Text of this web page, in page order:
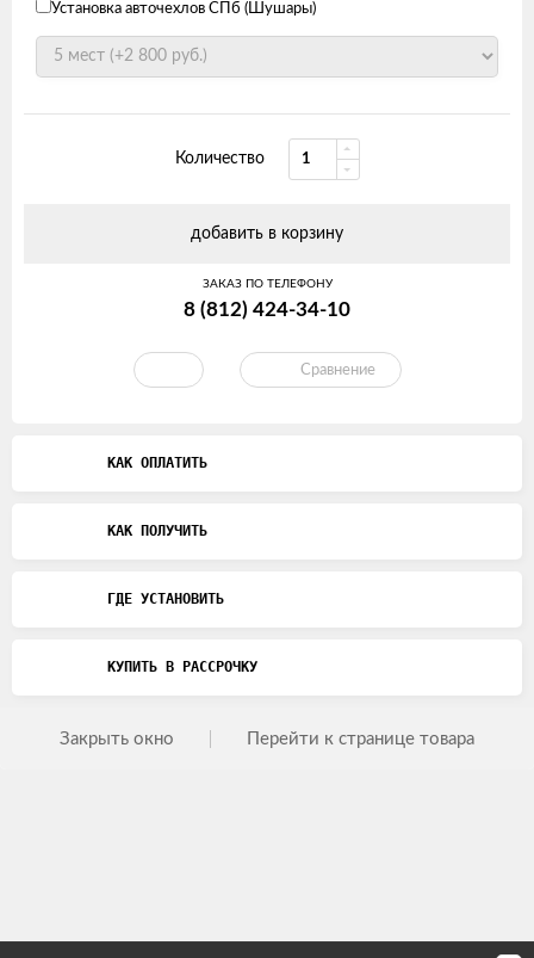
Установка авточехлов СПб (Шушары)
Количество
добавить в корзину
ЗАКАЗ ПО ТЕЛЕФОНУ
8 (812) 424-34-10
Сравнение
КАК ОПЛАТИТЬ
КАК ПОЛУЧИТЬ
ГДЕ УСТАНОВИТЬ
КУПИТЬ В РАССРОЧКУ
Закрыть окно Перейти к странице товара